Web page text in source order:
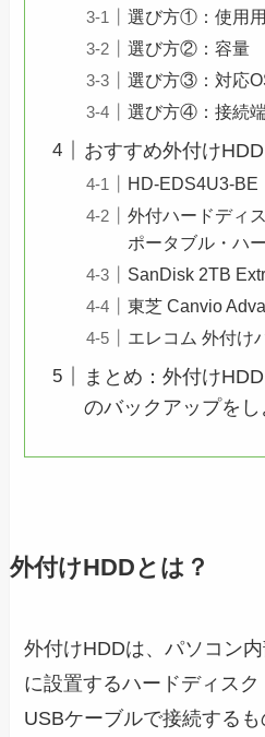
選び方①：使用
選び方②：容量
選び方③：対応
選び方④：接続
おすすめ外付けHDD
HD-EDS4U3-BE
外付ハードディ
ポータブル・ハ
SanDisk 2TB
東芝 Canvio
エレコム 外付け
まとめ：外付け
のバックアップをし
外付けHDDとは？
外付けHDDは、パソコン
に設置するハードディスク
USBケーブルで接続する